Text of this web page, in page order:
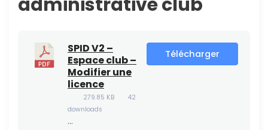
SPID V2 –
Espace club –
Modifier une
licence
279.85 KB
42
downloads
…
Télécharger